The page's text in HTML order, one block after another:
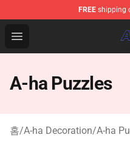
FREE shipping
Open menu
A-ha Store - Official A-
A-ha Puzzles
홈/A-ha Decoration/A-ha